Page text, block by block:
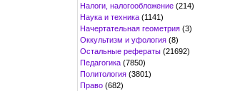
Налоги, налогообложение (214)
Наука и техника (1141)
Начертательная геометрия (3)
Оккультизм и уфология (8)
Остальные рефераты (21692)
Педагогика (7850)
Политология (3801)
Право (682)